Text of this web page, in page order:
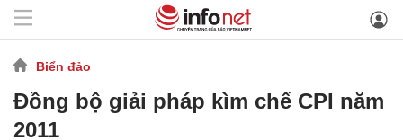
Biển đảo
Đồng bộ giải pháp kìm chế CPI năm
2011